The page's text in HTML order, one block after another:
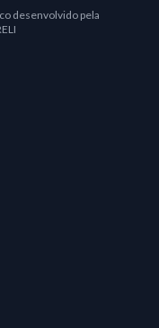
desenvolvido pela